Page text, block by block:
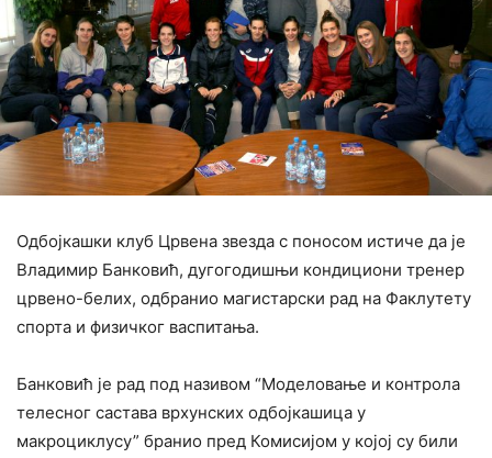
Одбојкашки клуб Црвена звезда с поносом истиче да је
Владимир Банковић, дугогодишњи кондициони тренер
црвено-белих, одбранио магистарски рад на Факлутету
спорта и физичког васпитања.
Банковић је рад под називом “Моделовање и контрола
телесног састава врхунских одбојкашица у
макроциклусу” бранио пред Комисијом у којој су били